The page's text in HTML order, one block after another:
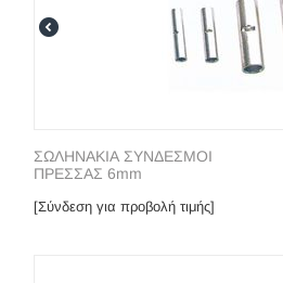
ΣΩΛΗΝΑΚΙΑ ΣΥΝΔΕΣΜΟΙ
ΠΡΕΣΣΑΣ 6mm
[Σύνδεση για προβολή τιμής]